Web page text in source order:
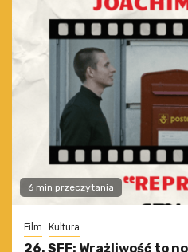
6 min przeczytania
Film Kultura
26. SFF: Wrażliwość to